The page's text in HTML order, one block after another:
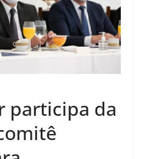
participa da